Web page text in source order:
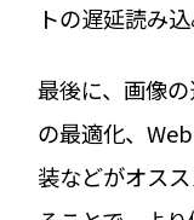
トの遅延読み
最後に、画像
の最適化、
装などがオス